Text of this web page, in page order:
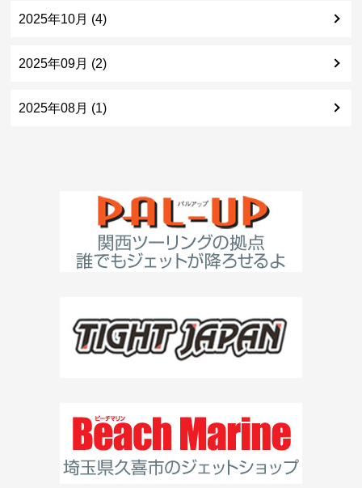
2025年10月 (4)
2025年09月 (2)
2025年08月 (1)